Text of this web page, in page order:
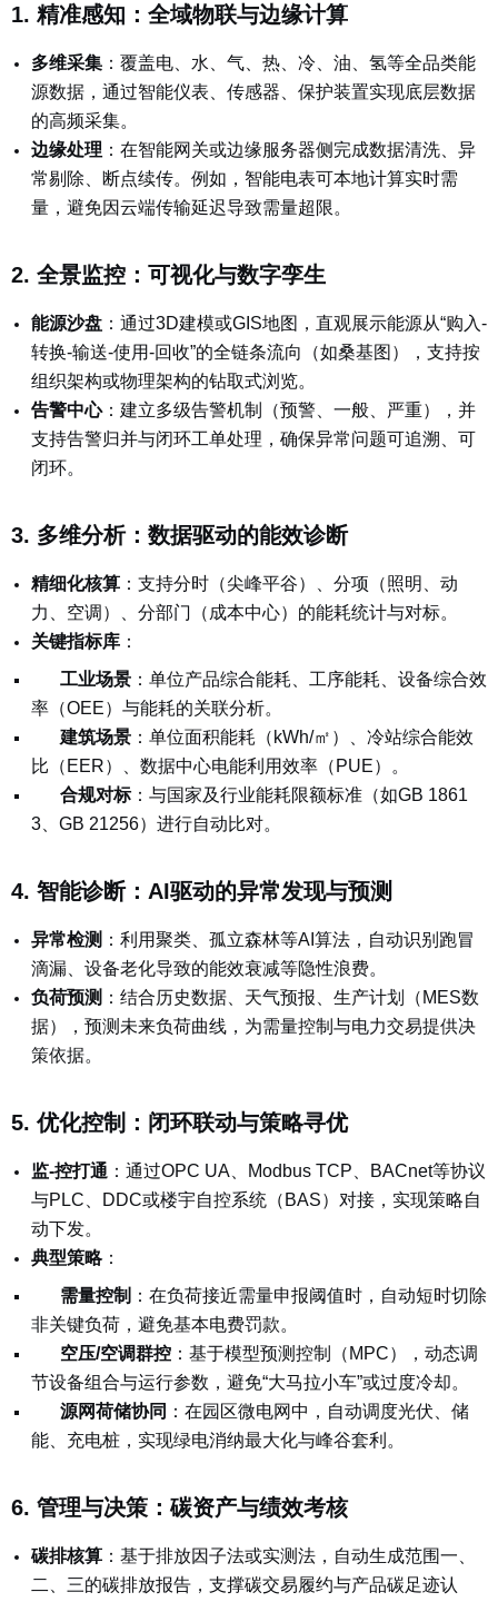
1. 精准感知：全域物联与边缘计算
多维采集 ：覆盖电、水、气、热、冷、油、氢等全品类能
源数据，通过智能仪表、传感器、保护装置实现底层数据
的高频采集。
边缘处理 ：在智能网关或边缘服务器侧完成数据清洗、异
常剔除、断点续传。例如，智能电表可本地计算实时需
量，避免因云端传输延迟导致需量超限。
2. 全景监控：可视化与数字孪生
能源沙盘 ：通过3D建模或GIS地图，直观展示能源从“购入-
转换-输送-使用-回收”的全链条流向（如桑基图），支持按
组织架构或物理架构的钻取式浏览。
告警中心： 建立多级告警机制（预警、一般、严重），并
支持告警归并与闭环工单处理，确保异常问题可追溯、可
闭环。
3. 多维分析：数据驱动的能效诊断
精细化核算 ：支持分时（尖峰平谷）、分项（照明、动
力、空调）、分部门（成本中心）的能耗统计与对标。
关键指标库 ：
工业场景 ： 单位产品综合能耗、工序能耗、设备综合效
率（OEE）与能耗的关联分析。
建筑场景 ： 单位面积能耗（kWh/㎡）、冷站综合能效
比（EER）、数据中心电能利用效率（PUE）。
合规对标： 与国家及行业能耗限额标准（如GB 1861
3、GB 21256）进行自动比对。
4. 智能诊断：AI驱动的异常发现与预测
异常检测 ： 利用聚类、孤立森林等AI算法，自动识别跑冒
滴漏、设备老化导致的能效衰减等隐性浪费。
负荷预测 ： 结合历史数据、天气预报、生产计划（MES数
据），预测未来负荷曲线，为需量控制与电力交易提供决
策依据。
5. 优化控制：闭环联动与策略寻优
监-控打通 ： 通过OPC UA、Modbus TCP、BACnet等协议
与PLC、DDC或楼宇自控系统（BAS）对接，实现策略自
动下发。
典型策略：
需量控制 ：在负荷接近需量申报阈值时，自动短时切除
非关键负荷，避免基本电费罚款。
空压/空调群控 ：基于模型预测控制（MPC），动态调
节设备组合与运行参数，避免“大马拉小车”或过度冷却。
源网荷储协同 ：在园区微电网中，自动调度光伏、储
能、充电桩，实现绿电消纳最大化与峰谷套利。
6. 管理与决策：碳资产与绩效考核
碳排核算 ： 基于排放因子法或实测法，自动生成范围一、
二、三的碳排放报告，支撑碳交易履约与产品碳足迹认